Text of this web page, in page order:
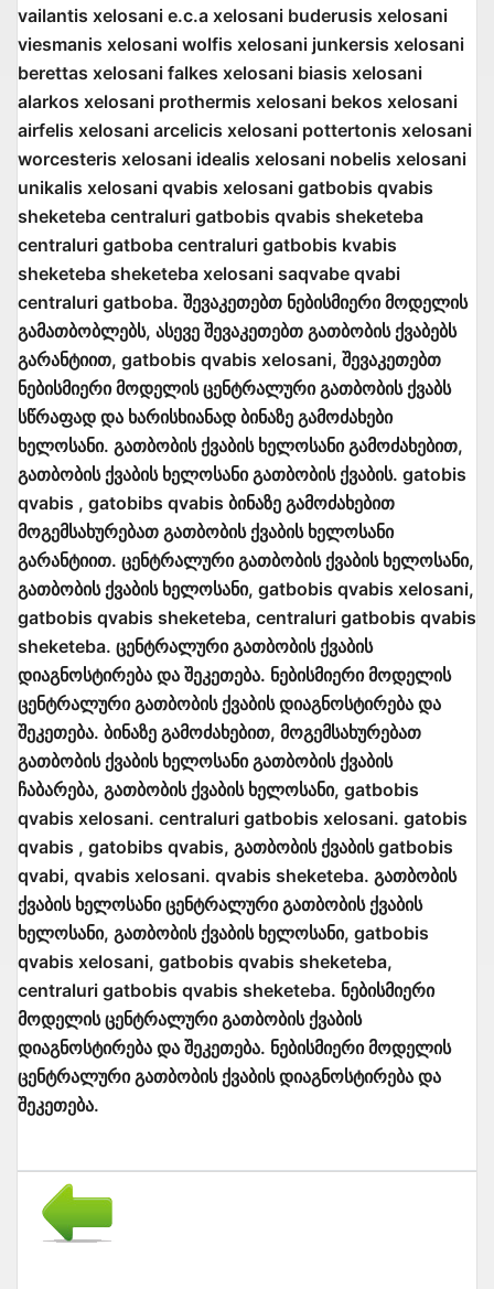
vailantis xelosani e.c.a xelosani buderusis xelosani
viesmanis xelosani wolfis xelosani junkersis xelosani
berettas xelosani falkes xelosani biasis xelosani
alarkos xelosani prothermis xelosani bekos xelosani
airfelis xelosani arcelicis xelosani pottertonis xelosani
worcesteris xelosani idealis xelosani nobelis xelosani
unikalis xelosani qvabis xelosani gatbobis qvabis
sheketeba centraluri gatbobis qvabis sheketeba
centraluri gatboba centraluri gatbobis kvabis
sheketeba sheketeba xelosani saqvabe qvabi
centraluri gatboba. შევაკეთებთ ნებისმიერი მოდელის
გამათბობლებს, ასევე შევაკეთებთ გათბობის ქვაბებს
გარანტიით, gatbobis qvabis xelosani, შევაკეთებთ
ნებისმიერი მოდელის ცენტრალური გათბობის ქვაბს
სწრაფად და ხარისხიანად ბინაზე გამოძახები
ხელოსანი. გათბობის ქვაბის ხელოსანი გამოძახებით,
გათბობის ქვაბის ხელოსანი გათბობის ქვაბის. gatobis
qvabis , gatobibs qvabis ბინაზე გამოძახებით
მოგემსახურებათ გათბობის ქვაბის ხელოსანი
გარანტიით. ცენტრალური გათბობის ქვაბის ხელოსანი,
გათბობის ქვაბის ხელოსანი, gatbobis qvabis xelosani,
gatbobis qvabis sheketeba, centraluri gatbobis qvabis
sheketeba. ცენტრალური გათბობის ქვაბის
დიაგნოსტირება და შეკეთება. ნებისმიერი მოდელის
ცენტრალური გათბობის ქვაბის დიაგნოსტირება და
შეკეთება. ბინაზე გამოძახებით, მოგემსახურებათ
გათბობის ქვაბის ხელოსანი გათბობის ქვაბის
ჩაბარება, გათბობის ქვაბის ხელოსანი, gatbobis
qvabis xelosani. centraluri gatbobis xelosani. gatobis
qvabis , gatobibs qvabis, გათბობის ქვაბის gatbobis
qvabi, qvabis xelosani. qvabis sheketeba. გათბობის
ქვაბის ხელოსანი ცენტრალური გათბობის ქვაბის
ხელოსანი, გათბობის ქვაბის ხელოსანი, gatbobis
qvabis xelosani, gatbobis qvabis sheketeba,
centraluri gatbobis qvabis sheketeba. ნებისმიერი
მოდელის ცენტრალური გათბობის ქვაბის
დიაგნოსტირება და შეკეთება. ნებისმიერი მოდელის
ცენტრალური გათბობის ქვაბის დიაგნოსტირება და
შეკეთება.